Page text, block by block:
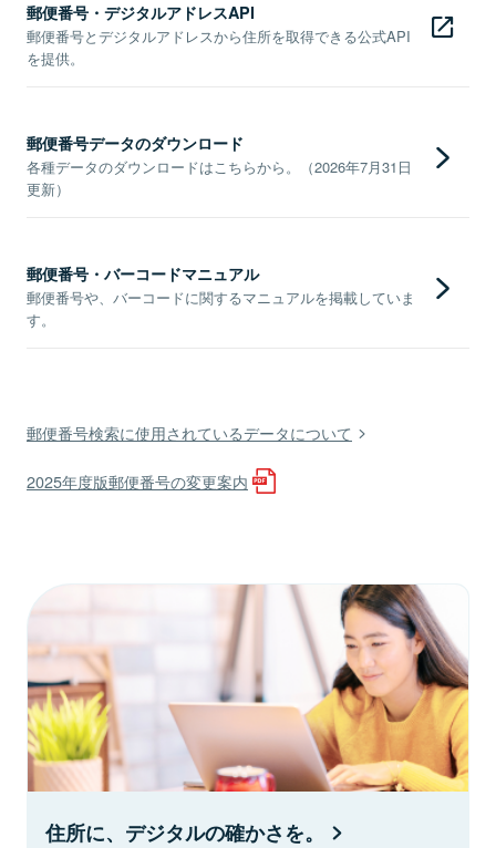
郵便番号・デジタルアドレスAPI
郵便番号とデジタルアドレスから住所を取得できる公式API
を提供。
郵便番号データのダウンロード
各種データのダウンロードはこちらから。（2026年7月31日
更新）
郵便番号・バーコードマニュアル
郵便番号や、バーコードに関するマニュアルを掲載していま
す。
郵便番号検索に使用されているデータについて
2025年度版郵便番号の変更案内
住所に、デジタルの確かさを。